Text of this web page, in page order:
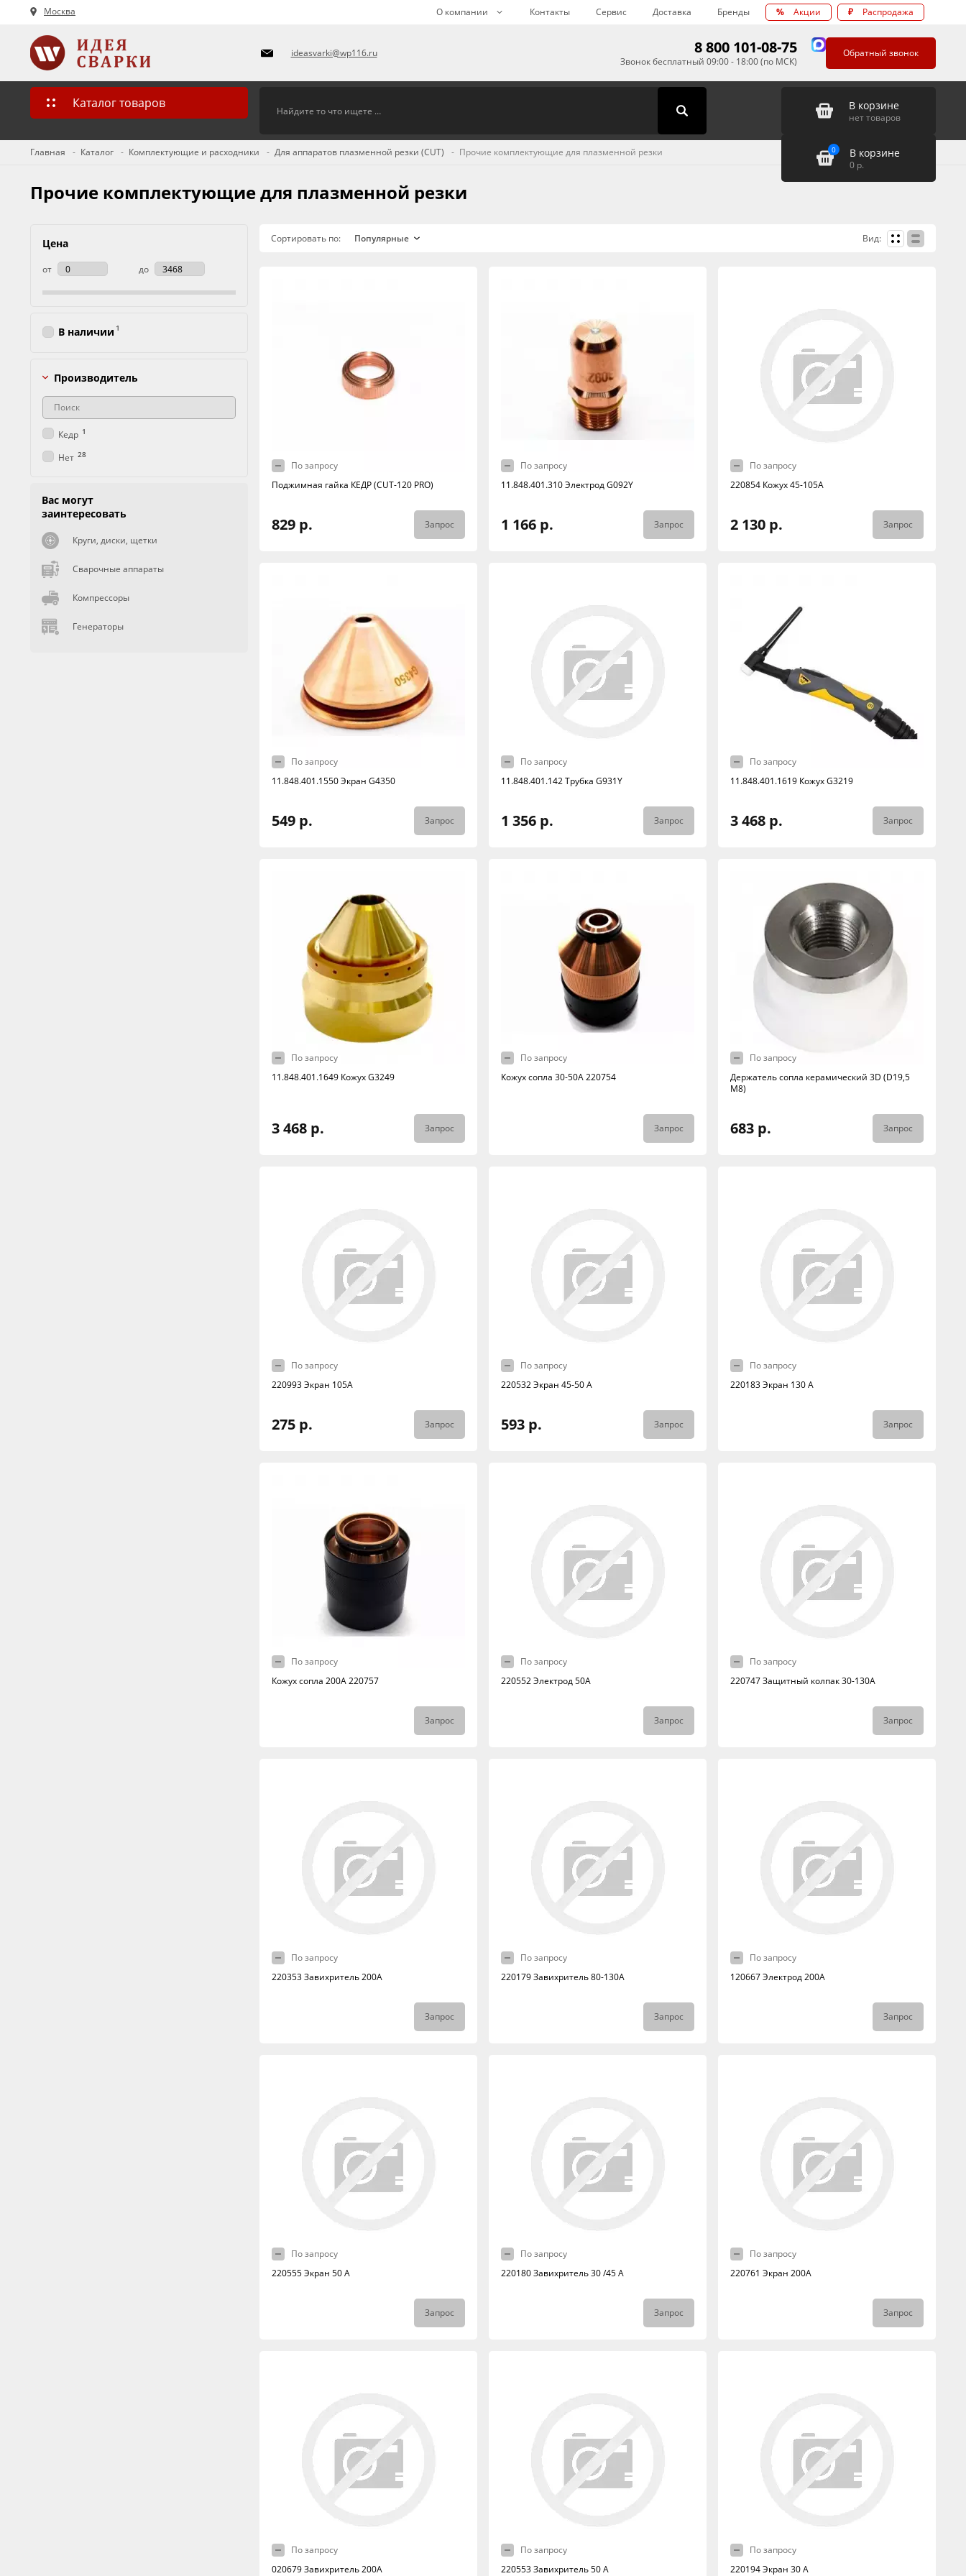
Москва О компании Контакты Сервис Доставка Бренды % Акции ₽ Распродажа
ideasvarki@wp116.ru 8 800 101-08-75
Звонок бесплатный 09:00 - 18:00 (по МСК)
Обратный звонок
Каталог товаров В корзине
нет товаров
0 В корзине
0 р.
Главная Каталог Комплектующие и расходники Для аппаратов плазменной резки (CUT) Прочие комплектующие для плазменной резки
Прочие комплектующие для плазменной резки
Сортировать по: Вид:
По запросу
Поджимная гайка КЕДР (CUT-120 PRO)
829 р. Запрос
По запросу
11.848.401.310 Электрод G092Y
1 166 р. Запрос
По запросу
220854 Кожух 45-105A
2 130 р. Запрос
По запросу
11.848.401.1550 Экран G4350
549 р. Запрос
По запросу
11.848.401.142 Трубка G931Y
1 356 р. Запрос
По запросу
11.848.401.1619 Кожух G3219
3 468 р. Запрос
По запросу
11.848.401.1649 Кожух G3249
3 468 р. Запрос
По запросу
Кожух сопла 30-50А 220754
Запрос
По запросу
Держатель сопла керамический 3D (D19,5
M8)
683 р. Запрос
По запросу
220993 Экран 105А
275 р. Запрос
По запросу
220532 Экран 45-50 А
593 р. Запрос
По запросу
220183 Экран 130 А
Запрос
По запросу
Кожух сопла 200А 220757
Запрос
По запросу
220552 Электрод 50А
Запрос
По запросу
220747 Защитный колпак 30-130А
Запрос
По запросу
220353 Завихритель 200А
Запрос
По запросу
220179 Завихритель 80-130А
Запрос
По запросу
120667 Электрод 200А
Запрос
По запросу
220555 Экран 50 А
Запрос
По запросу
220180 Завихритель 30 /45 А
Запрос
По запросу
220761 Экран 200А
Запрос
По запросу
020679 Завихритель 200А
По запросу
220553 Завихритель 50 А
По запросу
220194 Экран 30 А
Цена
от до
В наличии 1
Производитель
Кедр 1
Нет 28
Вас могут
заинтересовать
Круги, диски, щетки
Сварочные аппараты
Компрессоры
Генераторы